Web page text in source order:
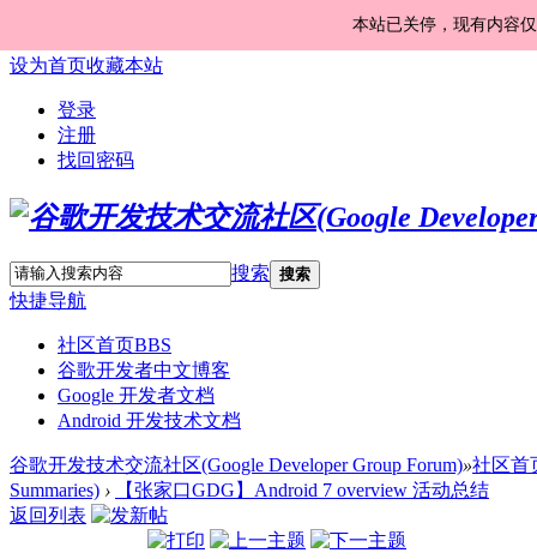
本站已关停，现有内容
设为首页收藏本站
登录
注册
找回密码
搜索 搜索
快捷导航
社区首页BBS
谷歌开发者中文博客
Google 开发者文档
Android 开发技术文档
谷歌开发技术交流社区(Google Developer Group Forum)»社区首
Summaries) ›
【张家口GDG】Android 7 overview 活动总结
返回列表